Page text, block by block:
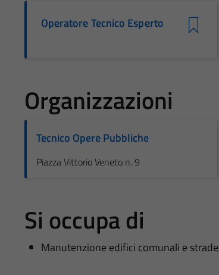
Operatore Tecnico Esperto
Organizzazioni
Tecnico Opere Pubbliche
Piazza Vittorio Veneto n. 9
Si occupa di
Manutenzione edifici comunali e strade